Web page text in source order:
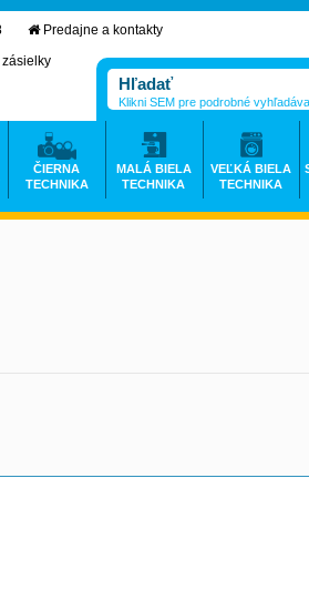
Predajne a kontakty
Klikni SEM pre podrobné
ČIERNA
TECHNIKA
MALÁ BIELA
TECHNIKA
VEĽKÁ BIELA
TECHNIKA